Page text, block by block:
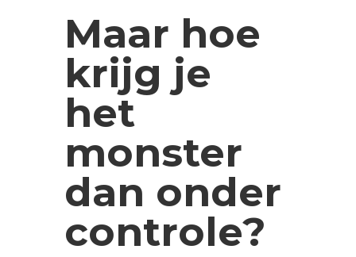
Maar hoe
krijg je
het
monster
dan onder
controle?